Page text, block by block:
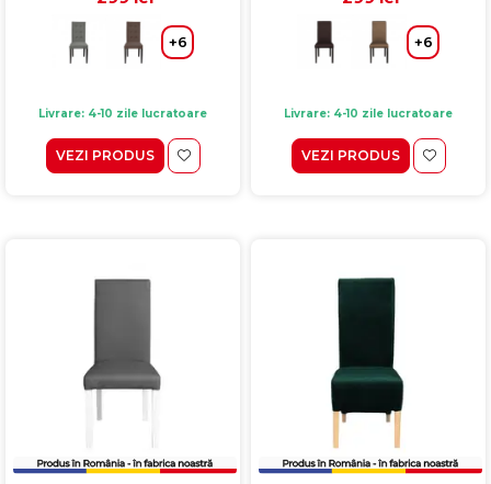
+6
Livrare: 4-10 zile lucratoare
VEZI PRODUS
+6
Livrare: 4-10 zile lucratoare
VEZI PRODUS